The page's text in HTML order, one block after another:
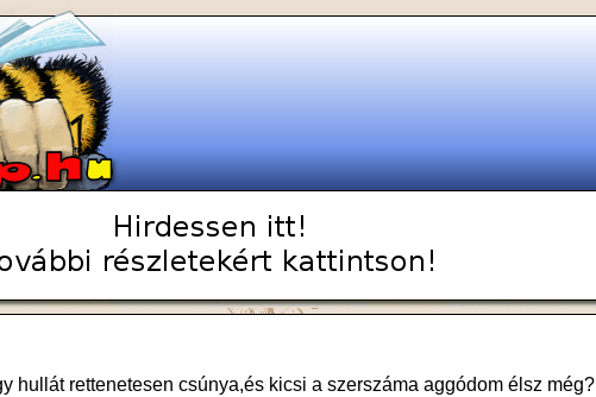
hullát rettenetesen csúnya,és kicsi a szerszáma aggódom élsz még?